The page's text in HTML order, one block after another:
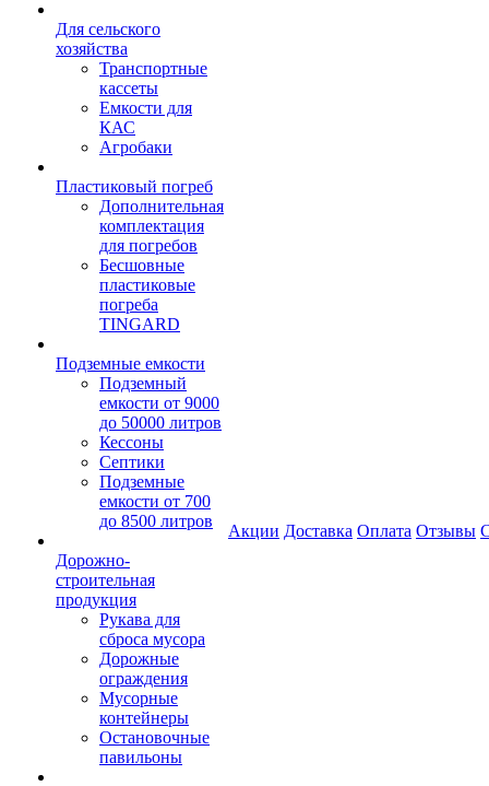
Для сельского
хозяйства
Транспортные
кассеты
Емкости для
КАС
Агробаки
Пластиковый погреб
Дополнительная
комплектация
для погребов
Бесшовные
пластиковые
погреба
TINGARD
Подземные емкости
Подземный
емкости от 9000
до 50000 литров
Кессоны
Септики
Подземные
емкости от 700
до 8500 литров
Дорожно-
строительная
продукция
Рукава для
сброса мусора
Дорожные
ограждения
Мусорные
контейнеры
Остановочные
павильоны
Акции Доставка Оплата Отзывы